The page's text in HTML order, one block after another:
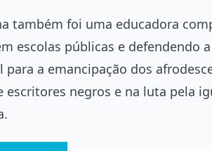
também foi uma educadora
escolas públicas e defendendo
a emancipação dos
escritores negros e na luta pela